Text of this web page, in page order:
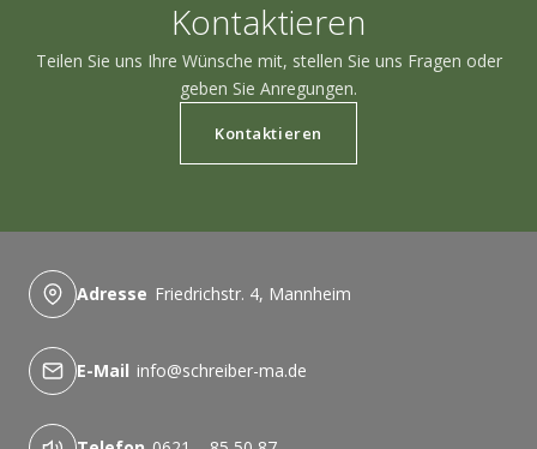
Kontaktieren
Teilen Sie uns Ihre Wünsche mit, stellen Sie uns Fragen oder
geben Sie Anregungen.
Kontaktieren
Adresse Friedrichstr. 4, Mannheim
E-Mail info@schreiber-ma.de